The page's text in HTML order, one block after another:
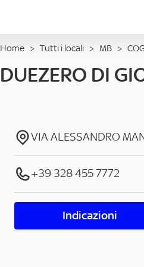
Home > Tutti i locali > MB >
DUEZERO DI
VIA ALESSANDRO
+39 328 455 7772
Indicazioni